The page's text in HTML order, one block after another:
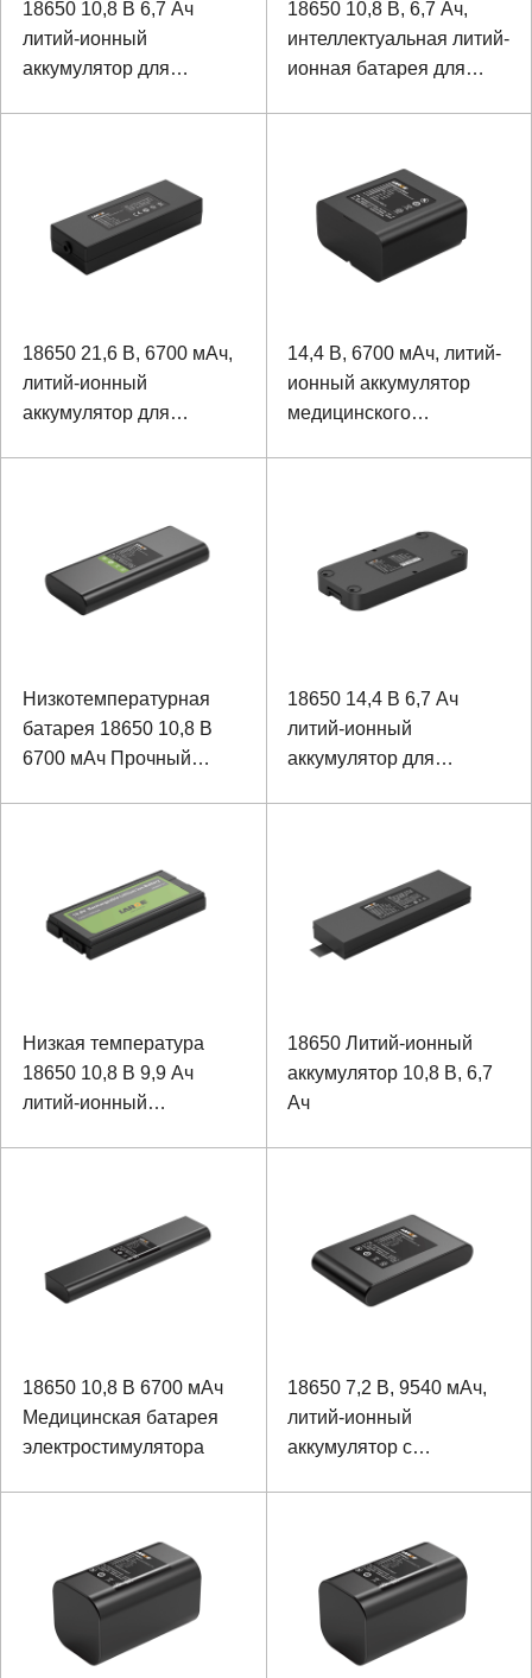
18650 10,8 В 6,7 Ач
литий-ионный
аккумулятор для
18650 10,8 В, 6,7 Ач,
интеллектуальная литий-
ионная батарея для
18650 21,6 В, 6700 мАч,
литий-ионный
аккумулятор для
14,4 В, 6700 мАч, литий-
ионный аккумулятор
медицинского
Низкотемпературная
батарея 18650 10,8 В
6700 мАч Прочный
18650 14,4 В 6,7 Ач
литий-ионный
аккумулятор для
Низкая температура
18650 10,8 В 9,9 Ач
литий-ионный
18650 Литий-ионный
аккумулятор 10,8 В, 6,7
Ач
18650 10,8 В 6700 мАч
Медицинская батарея
электростимулятора
18650 7,2 В, 9540 мАч,
литий-ионный
аккумулятор с